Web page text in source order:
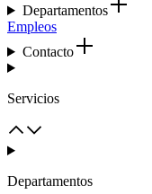
Departamentos
Empleos
Contacto
Servicios
Departamentos